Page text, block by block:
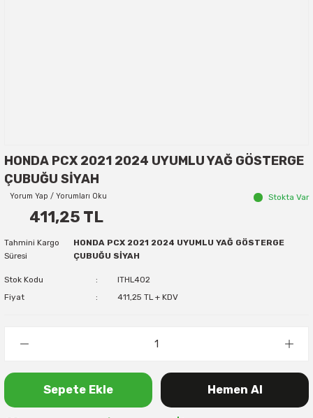
HONDA PCX 2021 2024 UYUMLU YAĞ GÖSTERGE
ÇUBUĞU SİYAH
Yorum Yap / Yorumları Oku Stokta Var
411,25 TL
Tahmini Kargo
Süresi
HONDA PCX 2021 2024 UYUMLU YAĞ GÖSTERGE
ÇUBUĞU SİYAH
Stok Kodu
ITHL402
Fiyat
411,25 TL + KDV
Sepete Ekle Hemen Al